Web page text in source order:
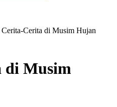
Cerita-Cerita di Musim Hujan
di Musim